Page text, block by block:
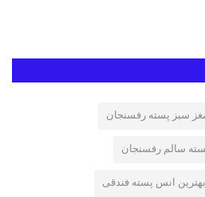
سبز پسته رفسنجان
سالم رفسنجان
بهترین انس پسته فندقی